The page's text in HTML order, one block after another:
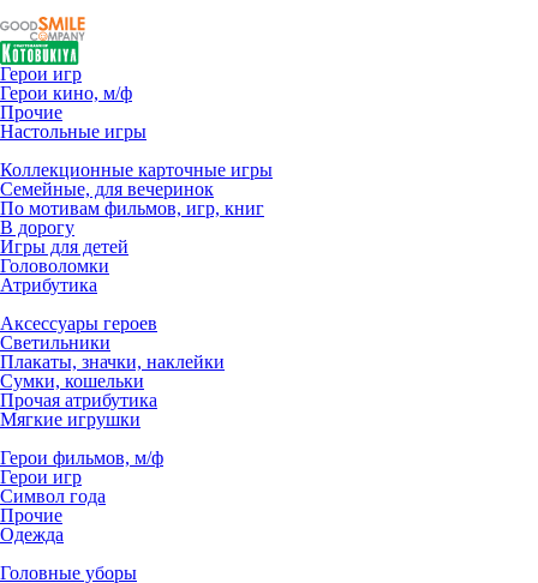
Герои игр
Герои кино, м/ф
Прочие
Настольные игры
Коллекционные карточные игры
Семейные, для вечеринок
По мотивам фильмов, игр, книг
В дорогу
Игры для детей
Головоломки
Атрибутика
Аксессуары героев
Светильники
Плакаты, значки, наклейки
Сумки, кошельки
Прочая атрибутика
Мягкие игрушки
Герои фильмов, м/ф
Герои игр
Символ года
Прочие
Одежда
Головные уборы